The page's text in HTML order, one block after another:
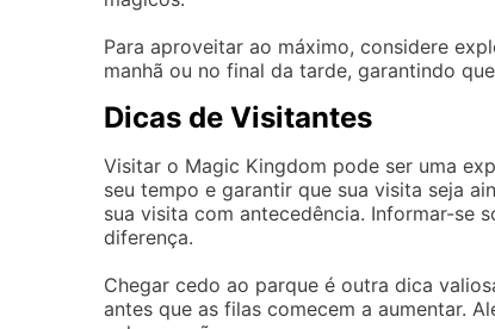
Para aproveitar ao máximo, considere
manhã ou no final da tarde, garantindo
Dicas de Visitantes
Visitar o Magic Kingdom pode ser uma
seu tempo e garantir que sua visita seja
sua visita com antecedência. Informar-se
diferença.
Chegar cedo ao parque é outra dica
antes que as filas comecem a aumentar.